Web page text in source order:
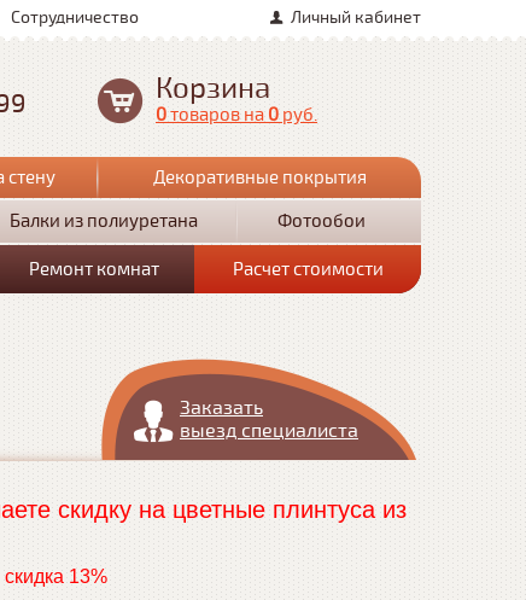
Личный кабинет
Сотрудничество
Корзина
0товаров на 0 руб.
стену
Декоративные покрытия
Балки из полиуретана Фотообои
Ремонт комнат Расчет стоимости
Заказать
выезд специалиста
скидку на цветные плинтуса из
скидка 13%